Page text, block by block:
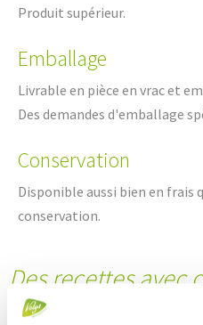
Produit supérieur.
Emballage
Livrable en pièce en vrac et
Des demandes d'emballage
Conservation
Disponible aussi bien en frais
conservation.
Des recettes avec